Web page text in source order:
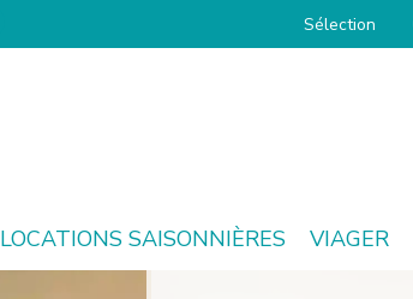
Sélection
LOCATIONS SAISONNIÈRES VIAGER